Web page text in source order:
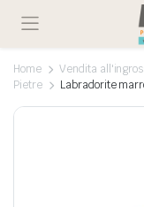
Home Vendita
Pietre
Labradorite